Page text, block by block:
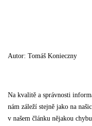
Autor: Tomáš Konieczny
Na kvalitě a správnosti
nám záleží stejně jako na
v našem článku nějakou